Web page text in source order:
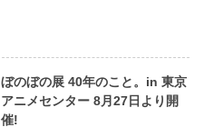
ぼのぼの展 40年のこと。in 東京
アニメセンター 8月27日より開
催!